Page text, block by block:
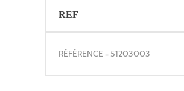
REF
RÉFÉRENCE = 51203003